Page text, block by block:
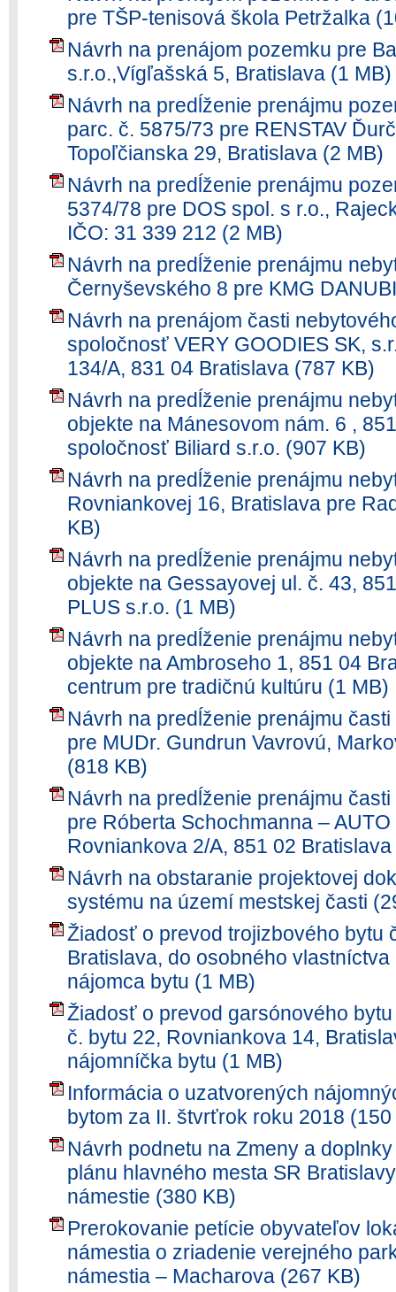
pre TŠP-tenisová škola Petržalka
Návrh na prenájom pozemku pre
s.r.o.,Vígľašská 5, Bratislava (1 MB)
Návrh na predĺženie prenájmu
parc. č. 5875/73 pre RENSTAV
Topoľčianska 29, Bratislava (2 MB)
Návrh na predĺženie prenájmu
5374/78 pre DOS spol. s r.o.,
IČO: 31 339 212 (2 MB)
Návrh na predĺženie prenájmu
Černyševského 8 pre KMG
Návrh na prenájom časti
spoločnosť VERY GOODIES SK,
134/A, 831 04 Bratislava (787 KB)
Návrh na predĺženie prenájmu
objekte na Mánesovom nám. 6 ,
spoločnosť Biliard s.r.o. (907 KB)
Návrh na predĺženie prenájmu
Rovniankovej 16, Bratislava pre
KB)
Návrh na predĺženie prenájmu
objekte na Gessayovej ul. č. 43,
PLUS s.r.o. (1 MB)
Návrh na predĺženie prenájmu
objekte na Ambroseho 1, 851 04
centrum pre tradičnú kultúru (1 MB)
Návrh na predĺženie prenájmu
pre MUDr. Gundrun Vavrovú,
(818 KB)
Návrh na predĺženie prenájmu
pre Róberta Schochmanna – AUTO
Rovniankova 2/A, 851 02
Návrh na obstaranie projektovej
systému na území mestskej časti
Žiadosť o prevod trojizbového bytu
Bratislava, do osobného
nájomca bytu (1 MB)
Žiadosť o prevod garsónového
č. bytu 22, Rovniankova 14,
nájomníčka bytu (1 MB)
Informácia o uzatvorených
bytom za II. štvrťrok roku 2018 (150
Návrh podnetu na Zmeny a
plánu hlavného mesta SR
námestie (380 KB)
Prerokovanie petície obyvateľov
námestia o zriadenie verejného
námestia – Macharova (267 KB)